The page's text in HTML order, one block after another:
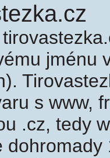
jménu
s www,
.cz, tedy